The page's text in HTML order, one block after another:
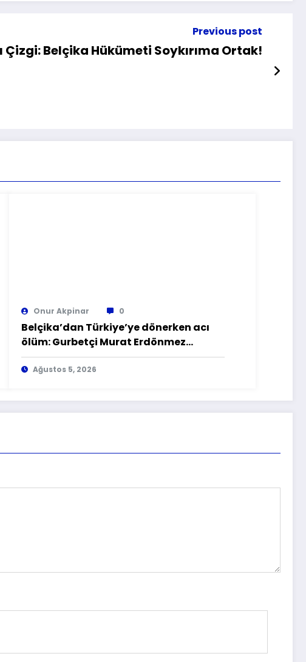
Previous post
Çizgi: Belçika Hükümeti Soykırıma Ortak!
Onur Akpinar 0
Belçika’dan Türkiye’ye dönerken acı
ölüm: Gurbetçi Murat Erdönmez
Sırbistan’da hayatını kaybetti
Ağustos 5, 2026